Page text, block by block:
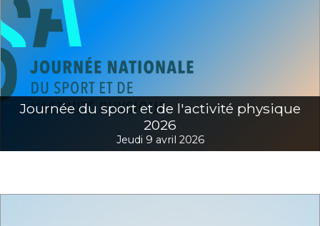
Journée du sport et de l'activité physique
2026
Jeudi 9 avril 2026